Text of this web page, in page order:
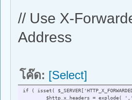
// Use X-
Address
โค๊ด: [Select]
if ( isset(
$http_x_headers = explode( ',',